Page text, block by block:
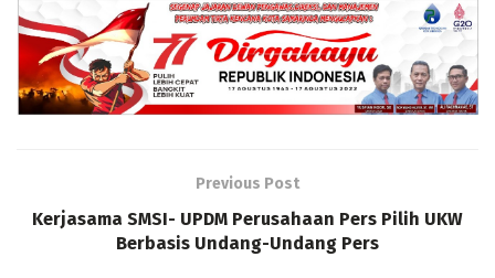
Previous Post
Kerjasama SMSI- UPDM Perusahaan Pers Pilih UKW
Berbasis Undang-Undang Pers